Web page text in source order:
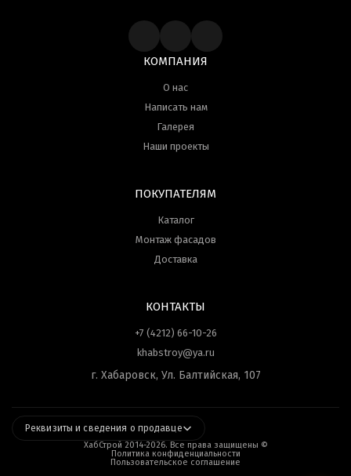
КОМПАНИЯ
О нас
Написать нам
Галерея
Наши проекты
ПОКУПАТЕЛЯМ
Каталог
Монтаж фасадов
Доставка
КОНТАКТЫ
+7 (4212) 66-10-26
khabstroy@ya.ru
г. Хабаровск, Ул. Балтийская, 107
Реквизиты и сведения о продавце
ХабСтрой 2014-2026. Все права защищены ©
Политика конфиденциальности
Пользовательское соглашение